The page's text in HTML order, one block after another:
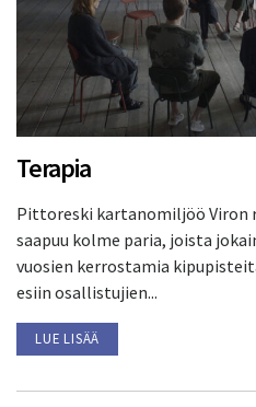
Terapia
Pittoreski kartanomiljöö Viron
saapuu kolme paria, joista
vuosien kerrostamia
esiin osallistujien...
LUE LISÄÄ